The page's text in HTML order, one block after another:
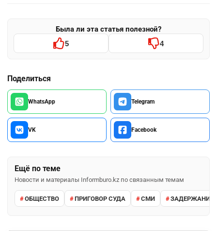
Была ли эта статья полезной?
5 4
Поделиться
WhatsApp Telegram
VK Facebook
Ещё по теме
Новости и материалы Informburo.kz по связанным темам
ОБЩЕСТВО ПРИГОВОР СУДА СМИ ЗАДЕРЖАНИЕ